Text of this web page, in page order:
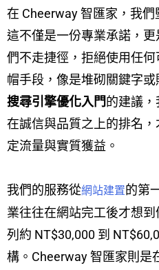
在 Cheerway 智匯家，我們
這不僅是一份專業承諾，
們不走捷徑，拒絕使用任
帽手段，像是堆砌關鍵字
搜尋引擎優化入門的建議
在誠信與品質之上的排名
定流量與實質獲益。
我們的服務從網站建置的第
業往往在網站完工後才想
列約 NT$30,000 到
構。Cheerway 智匯家則是